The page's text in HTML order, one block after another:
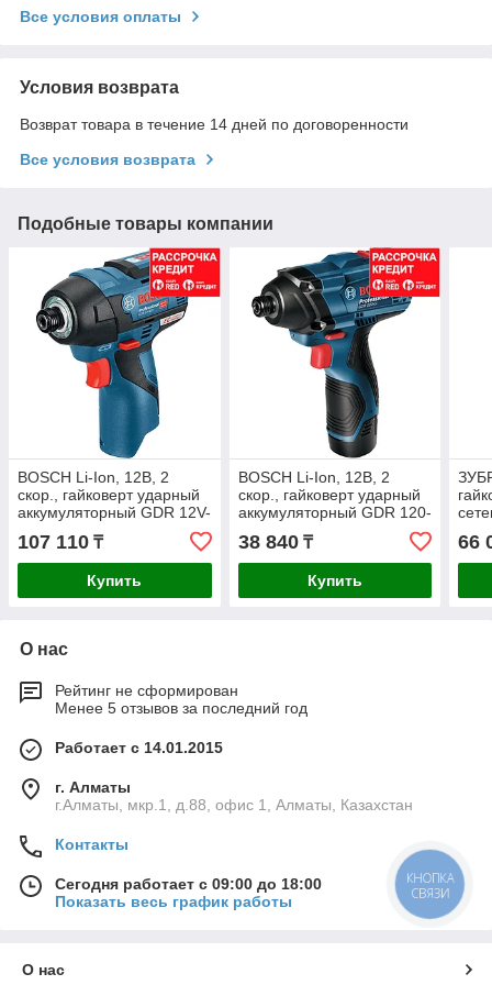
Все условия оплаты
Условия возврата
Возврат товара в течение 14 дней по договоренности
Все условия возврата
Подобные товары компании
BOSCH Li-Ion, 12B, 2
скор., гайковерт ударный
аккумуляторный GDR 12V-
110 (0 601 9E0 002)
107 110 ₸
Купить
BOSCH Li-Ion, 12B, 2
скор., гайковерт ударный
аккумуляторный GDR 120-
LI (0 601 9F0 000)
38 840₸
Купить
66
О нас
Рейтинг не сформирован
Менее 5 отзывов за последний год
Работает с 14.01.2015
г. Алматы
г.Алматы, мкр.1, д.88, офис 1, Алматы, Казахстан
Контакты
Сегодня работает с 09:00 до 18:00
Показать весь график работы
О нас
КНОПКА
СВЯЗИ